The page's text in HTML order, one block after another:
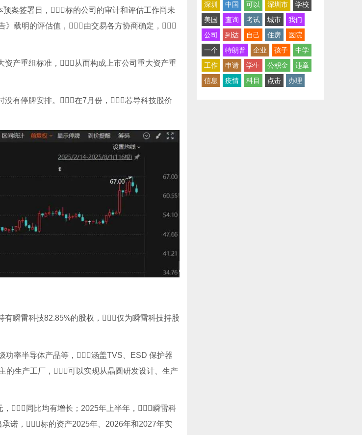
案签署日，标的公司的审计和评估工作尚未
》载明的评估值，由交易各方协商确定，
产重组标准，从而构成上市公司重大资产重
没有停牌安排。在7月份，芯导科技股价
瞬雷科技82.85%的股权，仅为瞬雷科技持股
功率半导体产品等，涵盖TVS、ESD 保护器
的生产工厂，可以实现从晶圆研发设计、生产
同比均有增长；2025年上半年，瞬雷科
诺，标的资产2025年、2026年和2027年实
深圳 中国 可以 深圳市
学校
美国
查询 考试 城市
我们
公司
到达 自己 住房
医院
一个
特朗普 企业 孩子
中学
工作
申请 学生 公积金
违章
信息
疫情 科目 点击 办理